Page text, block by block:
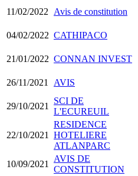
11/02/2022 Avis de constitution
04/02/2022 CATHIPACO
21/01/2022 CONNAN INVEST
26/11/2021 AVIS
29/10/2021
SCI DE
L'ECUREUIL
22/10/2021
RESIDENCE
HOTELIERE
ATLANPARC
10/09/2021
AVIS DE
CONSTITUTION